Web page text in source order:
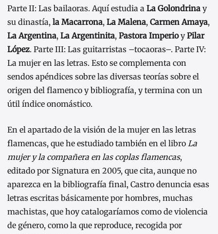
Parte II: Las bailaoras. Aquí estudia a La Golondrina y
su dinastía, la Macarrona, La Malena, Carmen Amaya,
La Argentina, La Argentinita, Pastora ImperioyPilar
López. Parte III: Las guitarristas –tocaoras–. Parte IV:
La mujer en las letras. Esto se complementa con
sendos apéndices sobre las diversas teorías sobre el
origen del flamenco y bibliografía, y termina con un
útil índice onomástico.
En el apartado de la visión de la mujer en las letras
flamencas, que he estudiado también en el libro La
mujer y la compañera en las coplas flamencas,
editado por Signatura en 2005, que cita, aunque no
aparezca en la bibliografía final, Castro denuncia esas
letras escritas básicamente por hombres, muchas
machistas, que hoy catalogaríamos como de violencia
de género, como la que reproduce, recogida por